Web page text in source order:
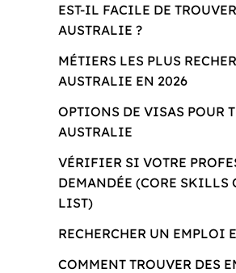
EST-IL FACILE DE
AUSTRALIE ?
MÉTIERS LES PLUS
AUSTRALIE EN 2026
OPTIONS DE VISAS POUR
AUSTRALIE
VÉRIFIER SI VOTRE
DEMANDÉE (CORE SKILLS
LIST)
RECHERCHER UN EMPLOI
COMMENT TROUVER DES